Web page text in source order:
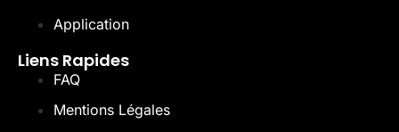
Application
Liens Rapides
FAQ
Mentions Légales